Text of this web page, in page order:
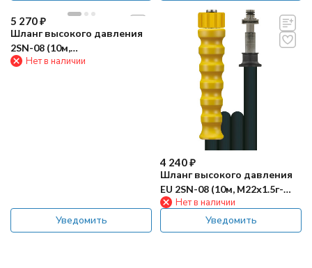
5 270₽
Шланг высокого давления
2SN-08 (10м,
2хМ22х1.5гEASY!Lock) TOR
Нет в наличии
Уведомить
4 240₽
Шланг высокого давления
EU 2SN-08 (10м, М22х1.5г-
штуцер11) R+M
Нет в наличии
Уведомить